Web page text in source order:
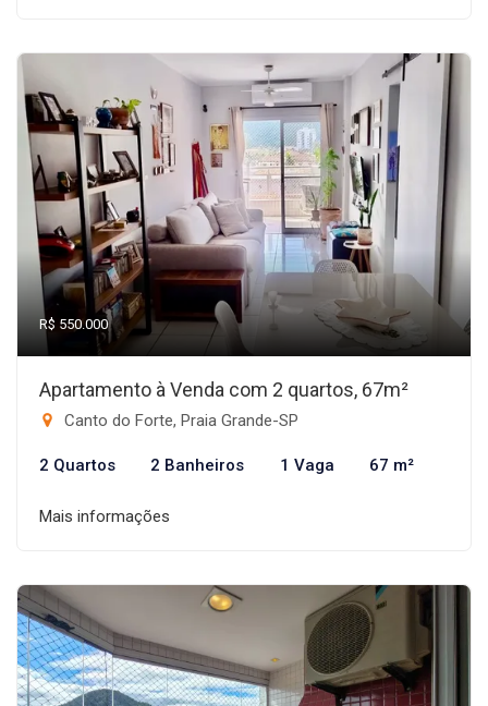
R$ 550.000
Apartamento à Venda com 2 quartos, 67m²
Canto do Forte, Praia Grande-SP
2 Quartos 2 Banheiros 1 Vaga 67 m²
Mais informações